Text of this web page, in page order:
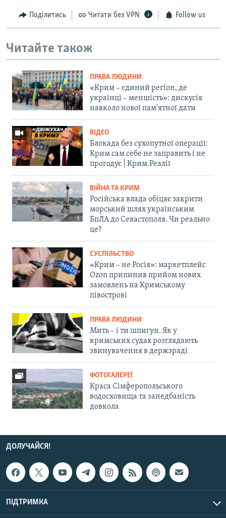
Поділитись Читати без VPN Follow us
Читайте також
ПРАВА ЛЮДИНИ
«Крим – єдиний регіон, де
українці – меншість»: дискусія
навколо нової пам'ятної дати
ВІДЕО
Блокада без сухопутної операції:
Крим сам себе не заправить і не
прогодує | Крим.Реалії
ВІЙНА ТА КРИМ
Російська влада обіцяє закрити
морський шлях українським
БпЛА до Севастополя. Чи реально
це?
СУСПІЛЬСТВО
«Крим – не Росія»: маркетплейс
Ozon припинив прийом нових
замовлень на Кримському
півострові
ПРАВА ЛЮДИНИ
Мить – і ти шпигун. Як у
кримських судах розглядають
звинувачення в держзраді
ФОТОГАЛЕРЕЇ
Краса Сімферопольського
водосховища та занедбаність
довкола
ДОЛУЧАЙСЯ!
ПІДТРИМКА